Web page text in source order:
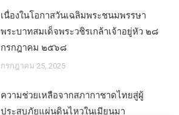
เนื่องในโอกาสวันเฉลิมพระชนมพรรษา
พระบาทสมเด็จพระวชิรเกล้าเจ้าอยู่หัว ๒๘
กรกฎาคม ๒๕๖๘
กรกฎาคม 25, 2025
ความช่วยเหลือจากสภากาชาดไทยสู่ผู้
ประสบภัยแผ่นดินไหวในเมียนมา